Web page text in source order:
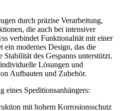
durch präzise Verarbeitung,
die auch bei intensiver
verbindet Funktionalität mit einer
ein modernes Design, das die
des Gespanns unterstützt.
Lösungen und
Aufbauten und Zubehör.
eines Speditionsanhängers:
mit hohem Korrosionsschutz